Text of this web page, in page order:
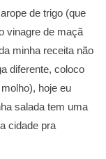
de trigo (que
vinagre de maçã
minha receita não
diferente, coloco
hoje eu
salada tem uma
cidade pra